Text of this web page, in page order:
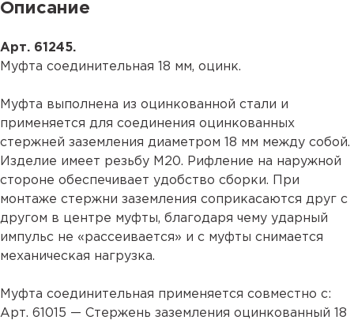
Описание
Арт. 61245.
Муфта соединительная 18 мм, оцинк.
Муфта выполнена из оцинкованной стали и
применяется для соединения оцинкованных
стержней заземления диаметром 18 мм между собой.
Изделие имеет резьбу М20. Рифление на наружной
стороне обеспечивает удобство сборки. При
монтаже стержни заземления соприкасаются друг с
другом в центре муфты, благодаря чему ударный
импульс не «рассеивается» и с муфты снимается
механическая нагрузка.
Муфта соединительная применяется совместно с:
Арт. 61015 — Стержень заземления оцинкованный 18